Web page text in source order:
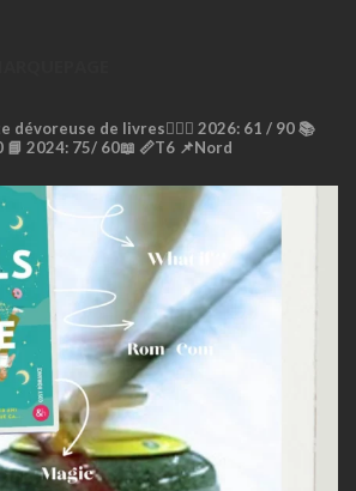
dévoreuse de livres🙇🏼‍♀️ 2026: 61 / 90 📚
📘 2024: 75/ 60📖 📏T6 📌Nord